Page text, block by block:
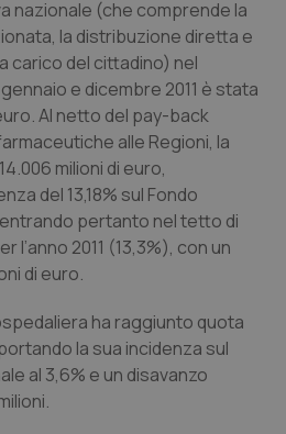
nazionale (che comprende la
la distribuzione diretta e
carico del cittadino) nel
e dicembre 2011 è stata
Al netto del pay-back
alle Regioni, la
milioni di euro,
del 13,18% sul Fondo
pertanto nel tetto di
l’anno 2011 (13,3%), con un
di euro.
ha raggiunto quota
la sua incidenza sul
al 3,6% e un disavanzo